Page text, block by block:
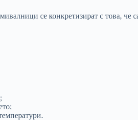
се конкретизират с това, че